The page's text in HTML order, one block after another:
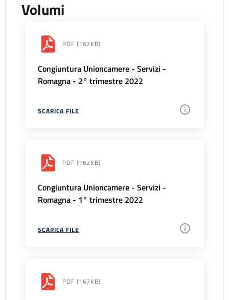
Volumi
PDF (162KB)
Congiuntura Unioncamere - Servizi -
Romagna - 2° trimestre 2022
SCARICA FILE
PDF (162KB)
Congiuntura Unioncamere - Servizi -
Romagna - 1° trimestre 2022
SCARICA FILE
PDF (167KB)